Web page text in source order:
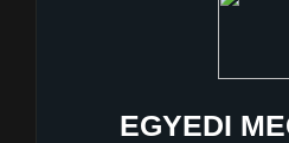
EGYEDI